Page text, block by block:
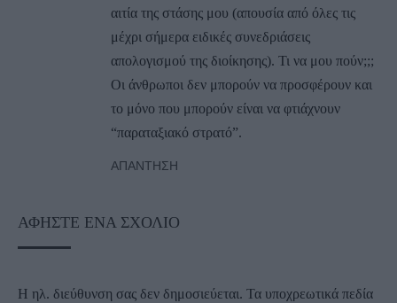
αιτία της στάσης μου (απουσία από όλες τις
μέχρι σήμερα ειδικές συνεδριάσεις
απολογισμού της διοίκησης). Τι να μου πούν;;;
Οι άνθρωποι δεν μπορούν να προσφέρουν και
το μόνο που μπορούν είναι να φτιάχνουν
“παραταξιακό στρατό”.
ΑΠΆΝΤΗΣΗ
ΑΦΉΣΤΕ ΈΝΑ ΣΧΌΛΙΟ
Η ηλ. διεύθυνση σας δεν δημοσιεύεται. Τα υποχρεωτικά πεδία